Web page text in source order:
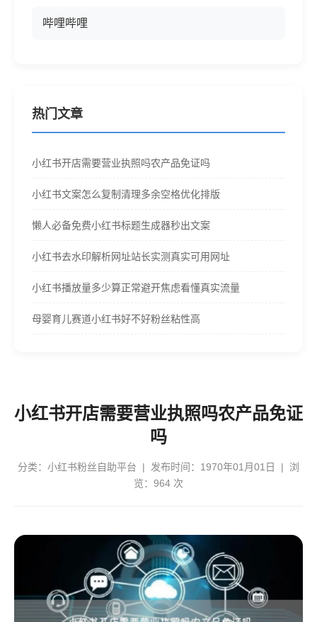
哔哩哔哩
热门文章
小红书开店需要营业执照吗农产品免证吗
小红书文案怎么复制清理多余空格优化排版
懒人必备免费小红书标题生成器秒出文案
小红书去水印解析网址站长实测真实可用网址
小红书播放量多少算正常避开焦虑看懂真实流量
母婴育儿赛道小红书好不好粉丝粘性高
小红书开店需要营业执照吗农产品免证
吗
分类： 小红书粉丝自助平台 | 发布时间：1970年01月01日 | 浏
览：964 次